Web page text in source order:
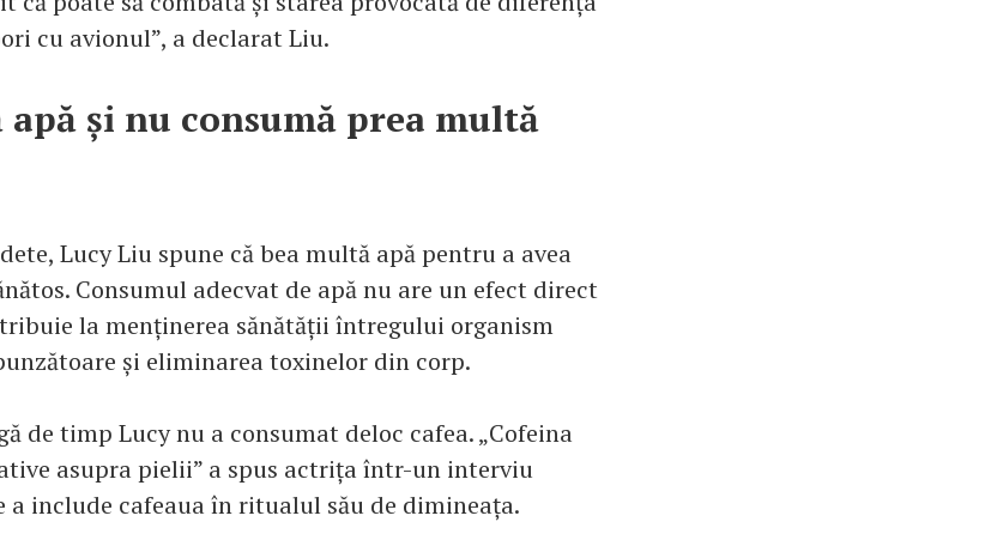
cu avionul”, a declarat Liu.
apă și nu consumă prea multă
Lucy Liu spune că bea multă apă pentru a avea
Consumul adecvat de apă nu are un efect direct
la menținerea sănătății întregului organism
și eliminarea toxinelor din corp.
de timp Lucy nu a consumat deloc cafea. „Cofeina
asupra pielii” a spus actrița într-un interviu
a include cafeaua în ritualul său de dimineața.